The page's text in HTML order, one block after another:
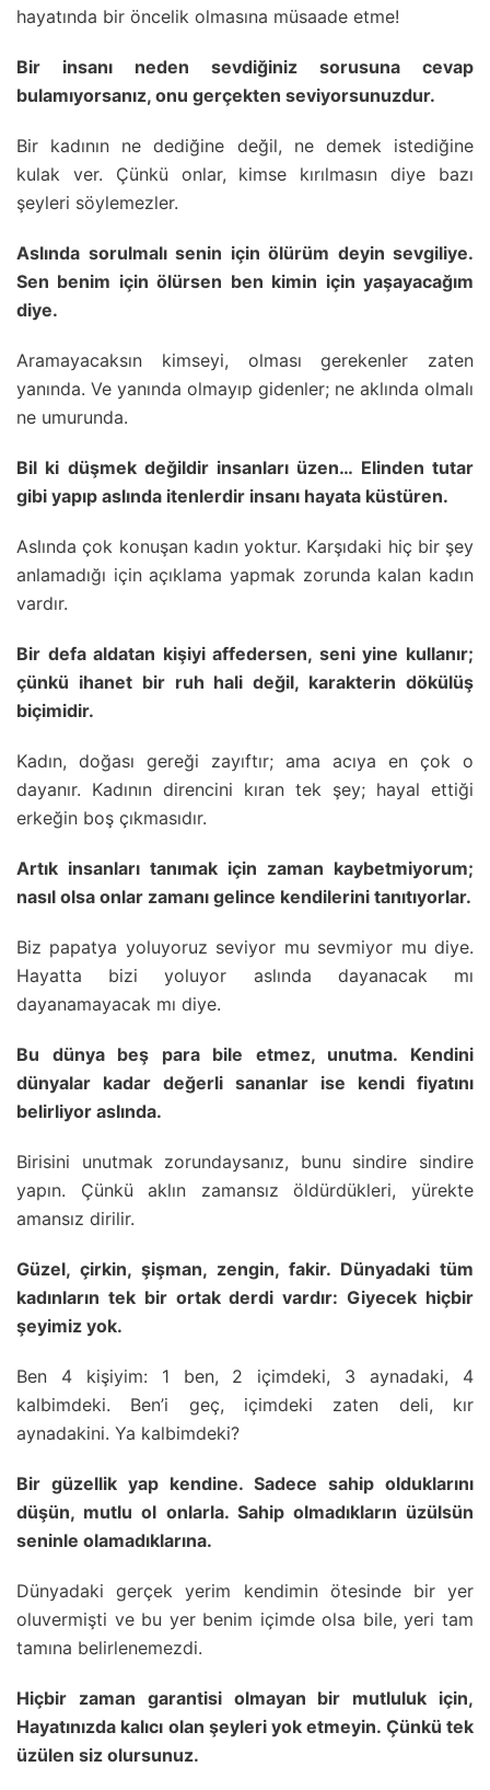
hayatında bir öncelik olmasına müsaade etme!
Bir insanı neden sevdiğiniz sorusuna cevap
bulamıyorsanız, onu gerçekten seviyorsunuzdur.
Bir kadının ne dediğine değil, ne demek istediğine
kulak ver. Çünkü onlar, kimse kırılmasın diye bazı
şeyleri söylemezler.
Aslında sorulmalı senin için ölürüm deyin sevgiliye.
Sen benim için ölürsen ben kimin için yaşayacağım
diye.
Aramayacaksın kimseyi, olması gerekenler zaten
yanında. Ve yanında olmayıp gidenler; ne aklında olmalı
ne umurunda.
Bil ki düşmek değildir insanları üzen… Elinden tutar
gibi yapıp aslında itenlerdir insanı hayata küstüren.
Aslında çok konuşan kadın yoktur. Karşıdaki hiç bir şey
anlamadığı için açıklama yapmak zorunda kalan kadın
vardır.
Bir defa aldatan kişiyi affedersen, seni yine kullanır;
çünkü ihanet bir ruh hali değil, karakterin dökülüş
biçimidir.
Kadın, doğası gereği zayıftır; ama acıya en çok o
dayanır. Kadının direncini kıran tek şey; hayal ettiği
erkeğin boş çıkmasıdır.
Artık insanları tanımak için zaman kaybetmiyorum;
nasıl olsa onlar zamanı gelince kendilerini tanıtıyorlar.
Biz papatya yoluyoruz seviyor mu sevmiyor mu diye.
Hayatta bizi yoluyor aslında dayanacak mı
dayanamayacak mı diye.
Bu dünya beş para bile etmez, unutma. Kendini
dünyalar kadar değerli sananlar ise kendi fiyatını
belirliyor aslında.
Birisini unutmak zorundaysanız, bunu sindire sindire
yapın. Çünkü aklın zamansız öldürdükleri, yürekte
amansız dirilir.
Güzel, çirkin, şişman, zengin, fakir. Dünyadaki tüm
kadınların tek bir ortak derdi vardır: Giyecek hiçbir
şeyimiz yok.
Ben 4 kişiyim: 1 ben, 2 içimdeki, 3 aynadaki, 4
kalbimdeki. Ben’i geç, içimdeki zaten deli, kır
aynadakini. Ya kalbimdeki?
Bir güzellik yap kendine. Sadece sahip olduklarını
düşün, mutlu ol onlarla. Sahip olmadıkların üzülsün
seninle olamadıklarına.
Dünyadaki gerçek yerim kendimin ötesinde bir yer
oluvermişti ve bu yer benim içimde olsa bile, yeri tam
tamına belirlenemezdi.
Hiçbir zaman garantisi olmayan bir mutluluk için,
Hayatınızda kalıcı olan şeyleri yok etmeyin. Çünkü tek
üzülen siz olursunuz.